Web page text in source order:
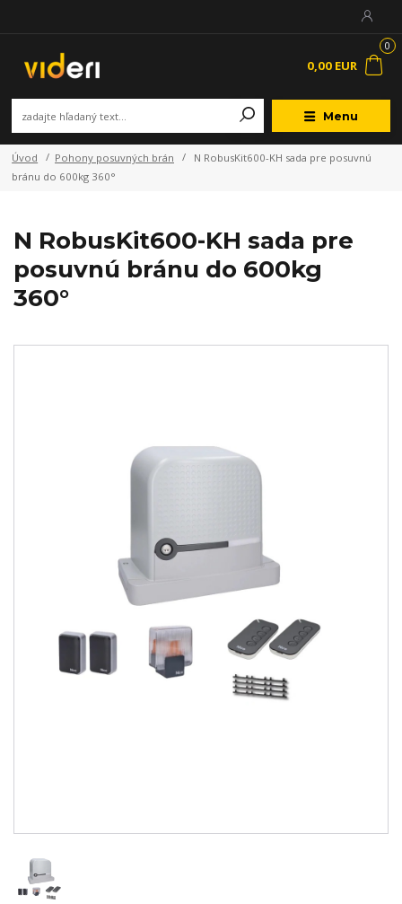
Menu
0
0,00 EUR
Úvod Pohony posuvných brán
N RobusKit600-KH sada pre posuvnú
bránu do 600kg 360°
N RobusKit600-KH sada pre
posuvnú bránu do 600kg
360°